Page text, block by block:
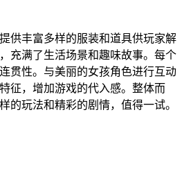
供丰富多样的服装和道具供玩家解
充满了生活场景和趣味故事。每个
贯性。与美丽的女孩角色进行互动
征，增加游戏的代入感。整体而
的玩法和精彩的剧情，值得一试。